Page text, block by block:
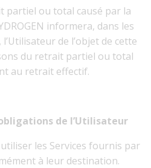
partiel ou total causé par la
informera, dans les
de l’objet de cette
du retrait partiel ou total
au retrait effectif.
de l’Utilisateur
utiliser les Services fournis par
à leur destination.